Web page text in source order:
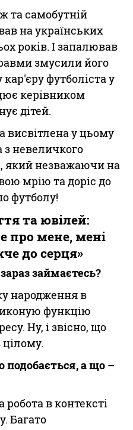
та самобутній
на українських
років. І запалював
змусили його
футболіста у
керівником
дітей.
висвітлена у цьому
з невеличкого
який незважаючи на
мрію та доріс до
футболу!
та ювілей:
про мене, мені
до серця»
займаєтесь?
народження в
функцію
Ну, і звісно, що
подобається, а що –
в контексті
Багато